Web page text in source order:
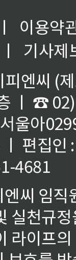
ㅣ
이용약
ㅣ
기사제
엔씨 (
ㅣ ☎
울아
편집인
4681
씨 임
실천규
라이프